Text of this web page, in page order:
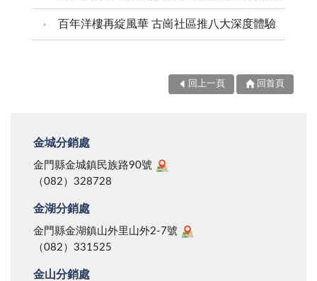
百年洋樓再綻風華 古崗社區推八大深度體驗
回上一頁 回首頁
金城分銷處
金門縣金城鎮民族路90號
（082）328728
金湖分銷處
金門縣金湖鎮山外里山外2-7號
（082）331525
金山分銷處